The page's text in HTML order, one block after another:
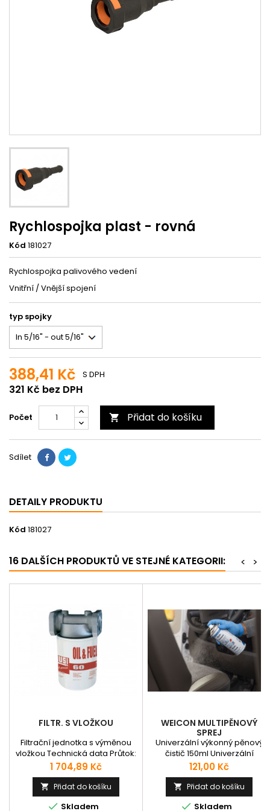
Rychlospojka plast - rovná
Kód 181027
Rychlospojka palivového vedení
Vnitřní / Vnější spojení
typ spojky
388,41 Kč
321 Kč bez DPH
S DPH
Počet  Přidat do košíku
Sdílet
DETAILY PRODUKTU
Kód 181027
16 DALŠÍCH PRODUKTŮ VE STEJNÉ KATEGORII: >
<
FILTR. S VLOŽKOU
Filtrační jednotka s výměnou
vložkou Technická data Průtok:
60 l/min Připojení: 3/4" Čistota:
10 µm Maximální tlak: 12 bar
Možno objednat s připojením
3/4" nebo 1".
Cena
1 704,89 Kč
 Přidat do košíku
 Skladem
WEICON MULTIPĚNOVÝ
SPREJ
Univerzální výkonný pěnový
čistič 150ml Univerzální
výkonné čistidlo pro dokonalé
očištění, ekologicky neutrální,
biologicky odbouratelné, bez
fosfátů a formaldehydů, bez
korozivních a žíravých přísad.
Cena
121,00 Kč
 Přidat do košíku
 Skladem